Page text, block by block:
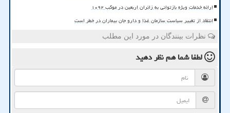
ارائه خدمات ویژه بازتوانی به زائران اربعین در موکب ۱۰۹۲
انتقاد از تغییر سیاست سازمان غذا و دارو جان بیماران در خطر است
نظرات بینندگان در مورد این مطلب
لطفا شما همنظر دهید